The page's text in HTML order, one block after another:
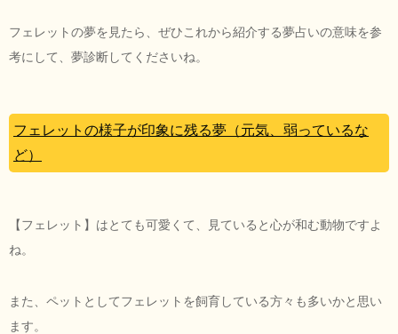
フェレットの夢を見たら、ぜひこれから紹介する夢占いの意味を参
考にして、夢診断してくださいね。
フェレットの様子が印象に残る夢（元気、弱っているな
ど）
【フェレット】はとても可愛くて、見ていると心が和む動物ですよ
ね。
また、ペットとしてフェレットを飼育している方々も多いかと思い
ます。